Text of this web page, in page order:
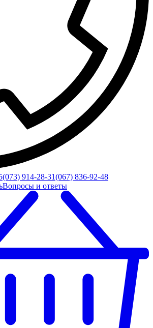
(073) 914-28-31(067) 836-92-48
Вопросы и ответы